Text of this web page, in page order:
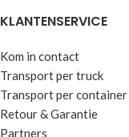
KLANTENSERVICE
Kom in contact
Transport per truck
Transport per container
Retour & Garantie
Partners